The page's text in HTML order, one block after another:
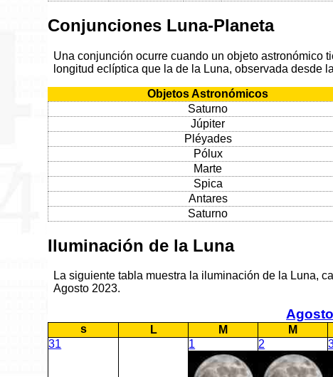
Conjunciones Luna-Planeta
Una conjunción ocurre cuando un objeto astronómico
longitud eclíptica que la de la Luna, observada desde
Objetos Astronómicos
Saturno
Júpiter
Pléyades
Pólux
Marte
Spica
Antares
Saturno
Iluminación de la Luna
La siguiente tabla muestra la iluminación de la Luna,
Agosto 2023.
s L M M
31
1 2